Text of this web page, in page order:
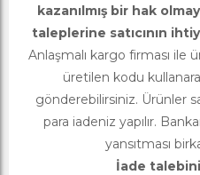
kazanılmış bir hak
taleplerine satıcının
Anlaşmalı kargo firması ile
üretilen kodu
gönderebilirsiniz. Ürünler
para iadeniz yapılır.
yansıtması
İade